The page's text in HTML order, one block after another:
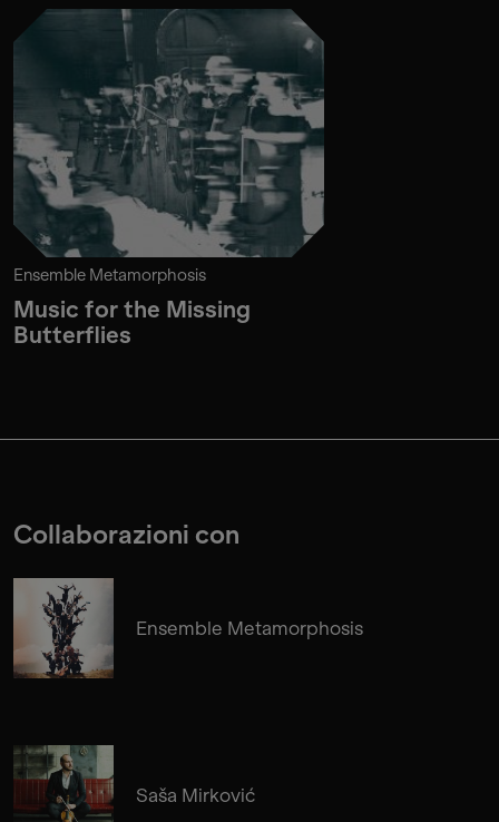
Ensemble Metamorphosis
Music for the Missing
Butterflies
Collaborazioni con
Ensemble Metamorphosis
Saša Mirković